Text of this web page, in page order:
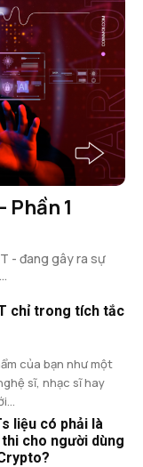
Phần 1
- đang gây ra sự
chỉ trong tích tắc
của bạn như một
sĩ, nhạc sĩ hay
liệu có phải là
cho người dùng